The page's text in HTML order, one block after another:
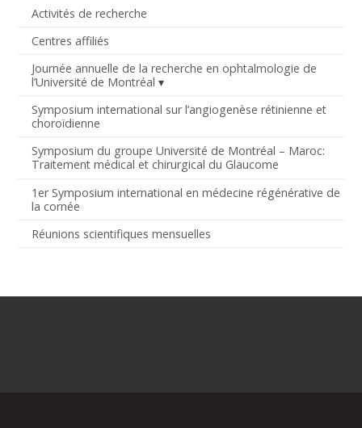
Activités de recherche
Centres affiliés
Journée annuelle de la recherche en ophtalmologie de
l’Université de Montréal
Symposium international sur l’angiogenèse rétinienne et
choroïdienne
Symposium du groupe Université de Montréal – Maroc:
Traitement médical et chirurgical du Glaucome
1er Symposium international en médecine régénérative de
la cornée
Réunions scientifiques mensuelles